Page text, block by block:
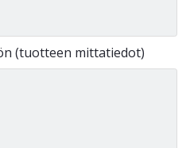
(tuotteen mittatiedot)